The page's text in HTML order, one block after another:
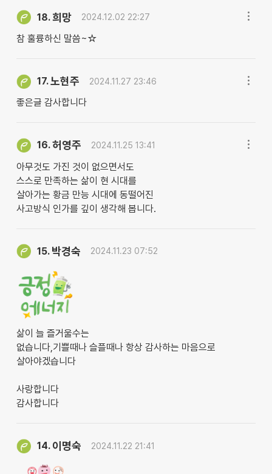
18.희망 2024.12.02 22:27
참 훌륭하신 말씀~☆
17.노현주 2024.11.27 23:46
좋은글 감사합니다
16.허영주 2024.11.25 13:41
아무것도 가진 것이 없으면서도
스스로 만족하는 삶이 현 시대를
살아가는 황금 만능 시대에 동떨어진
사고방식 인가를 깊이 생각해 봅니다.
15. 박경숙 2024.11.23 07:52
삶이 늘 즐거울수는
없습니다,기쁠때나 슬플때나 항상 감사하는 마음으로
살아야겠습니다
사랑합니다
감사합니다
14. 이명숙 2024.11.22 21:41